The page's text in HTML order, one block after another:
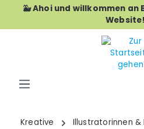
Zum Hauptinhalt springen
🐳 Ahoi und willkommen
Kreative
Illustratorinnen